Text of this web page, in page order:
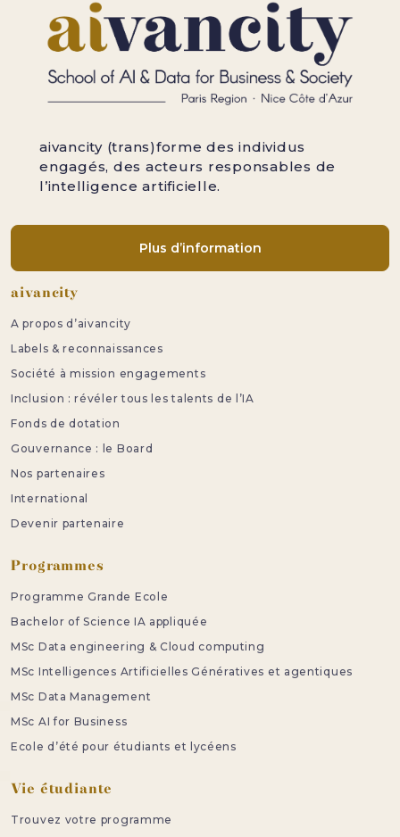
aivancity (trans)forme des individus
engagés, des acteurs responsables de
l’intelligence artificielle.
Plus d’information
Pied de page
aivancity
A propos d’aivancity
Labels & reconnaissances
Société à mission engagements
Inclusion : révéler tous les talents de l’IA
Fonds de dotation
Gouvernance : le Board
Nos partenaires
International
Devenir partenaire
Programmes
Programme Grande Ecole
Bachelor of Science IA appliquée
MSc Data engineering & Cloud computing
MSc Intelligences Artificielles Génératives et agentiques
MSc Data Management
MSc AI for Business
Ecole d’été pour étudiants et lycéens
Vie étudiante
Trouvez votre programme